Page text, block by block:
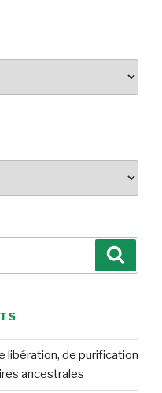
libération, de purification
ancestrales